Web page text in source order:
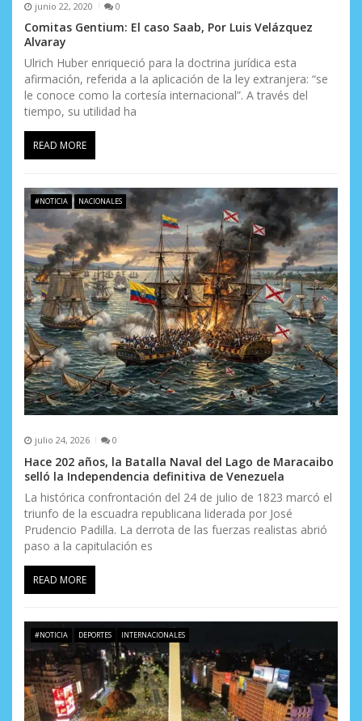
junio 22, 2020 0
Comitas Gentium: El caso Saab, Por Luis Velázquez
Alvaray
Ulrich Huber enriqueció para la doctrina jurídica esta
afirmación, referida a la aplicación de la ley extranjera: “se
le conoce como la cortesía internacional”. A través del
tiempo, su utilidad ha
READ MORE
#NOTICIA NACIONALES
julio 24, 2026 0
Hace 202 años, la Batalla Naval del Lago de Maracaibo
selló la Independencia definitiva de Venezuela
La histórica confrontación del 24 de julio de 1823 marcó el
triunfo de la escuadra republicana liderada por José
Prudencio Padilla. La derrota de las fuerzas realistas abrió
paso a la capitulación es
READ MORE
#NOTICIA DEPORTES INTERNACIONALES